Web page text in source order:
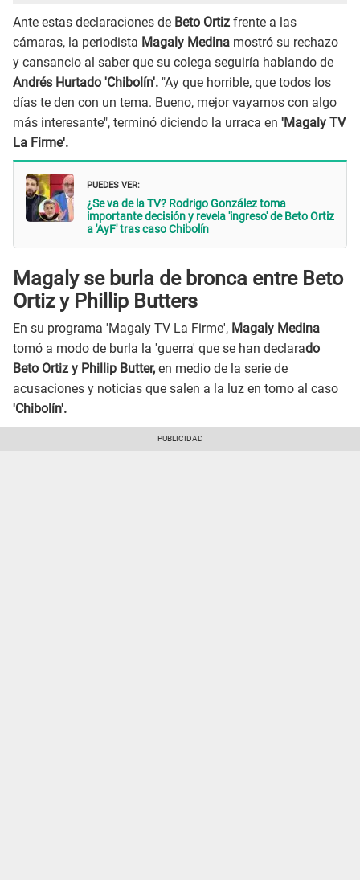
Ante estas declaraciones de Beto Ortiz frente a las
cámaras, la periodista Magaly Medina mostró su rechazo
y cansancio al saber que su colega seguiría hablando de
Andrés Hurtado 'Chibolín'. "Ay que horrible, que todos los
días te den con un tema. Bueno, mejor vayamos con algo
más interesante", terminó diciendo la urraca en 'Magaly TV
La Firme'.
PUEDES VER:
¿Se va de la TV? Rodrigo González toma
importante decisión y revela 'ingreso' de Beto Ortiz
a 'AyF' tras caso Chibolín
Magaly se burla de bronca entre Beto
Ortiz y Phillip Butters
En su programa 'Magaly TV La Firme', Magaly Medina
tomó a modo de burla la 'guerra' que se han declarado
Beto Ortiz y Phillip Butter, en medio de la serie de
acusaciones y noticias que salen a la luz en torno al caso
'Chibolín'.